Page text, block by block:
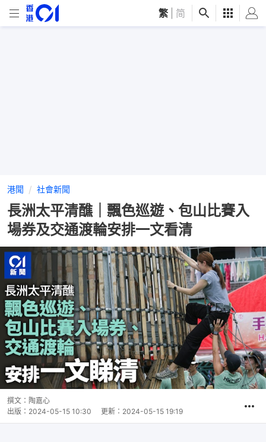
繁 简
港聞 社會新聞
長洲太平清醮｜飄色巡遊、包山比賽入
場券及交通渡輪安排一文看清
撰文： 陶嘉心
出版： 2024-05-15 10:30 更新： 2024-05-15 19:19